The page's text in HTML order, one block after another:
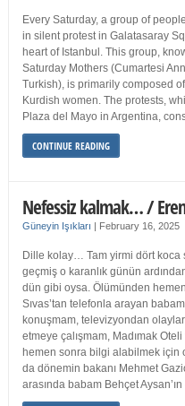
Every Saturday, a group of
in silent protest in Galatasaray
heart of Istanbul. This group,
Saturday Mothers (Cumartesi
Turkish), is primarily composed
Kurdish women. The protests,
Plaza del Mayo in Argentina,
CONTINUE READING
Nefessiz kalmak… /
Güneyin Işıkları | February 16, 2025
Dille kolay… Tam yirmi dört koca
geçmiş o karanlık günün
dün gibi oysa. Ölümünden
Sıvas’tan telefonla arayan
konuşmam, televizyondan
etmeye çalışmam, Madımak Oteli
hemen sonra bilgi alabilmek için
da dönemin bakanı Mehmet
arasında babam Behçet